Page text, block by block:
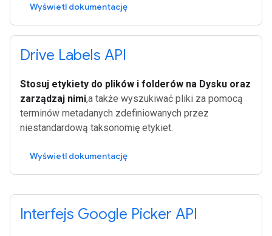
Wyświetl dokumentację
Drive Labels API
Stosuj etykiety do plików i folderów na Dysku oraz
zarządzaj nimi,a także wyszukiwać pliki za pomocą
terminów metadanych zdefiniowanych przez
niestandardową taksonomię etykiet.
Wyświetl dokumentację
Interfejs Google Picker API